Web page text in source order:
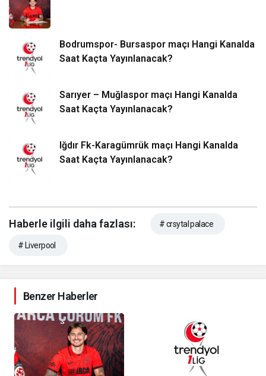
Bodrumspor- Bursaspor maçı Hangi Kanalda
Saat Kaçta Yayınlanacak?
Sarıyer – Muğlaspor maçı Hangi Kanalda
Saat Kaçta Yayınlanacak?
Iğdır Fk-Karagümrük maçı Hangi Kanalda
Saat Kaçta Yayınlanacak?
Haberle ilgili daha fazlası: # crsytal palace
# Liverpool
Benzer Haberler